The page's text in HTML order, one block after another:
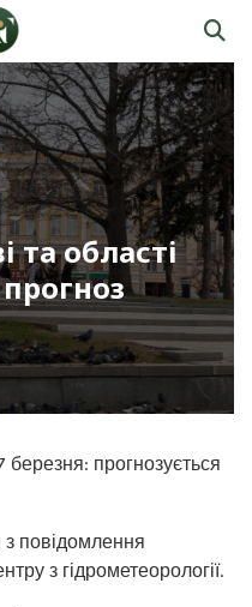
та області
березня: прогнозується
з повідомлення
з гідрометеорології.